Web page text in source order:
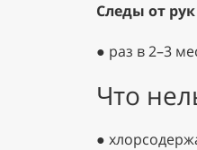
Следы от
● раз в 2–3
Что
●